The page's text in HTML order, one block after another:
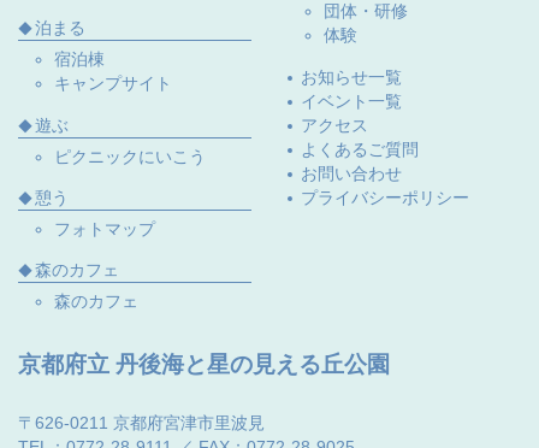
泊まる
宿泊棟
キャンプサイト
遊ぶ
ピクニックにいこう
憩う
フォトマップ
森のカフェ
森のカフェ
団体・研修
体験
お知らせ一覧
イベント一覧
アクセス
よくあるご質問
お問い合わせ
プライバシーポリシー
京都府立 丹後海と星の見える丘公園
〒626-0211 京都府宮津市里波見